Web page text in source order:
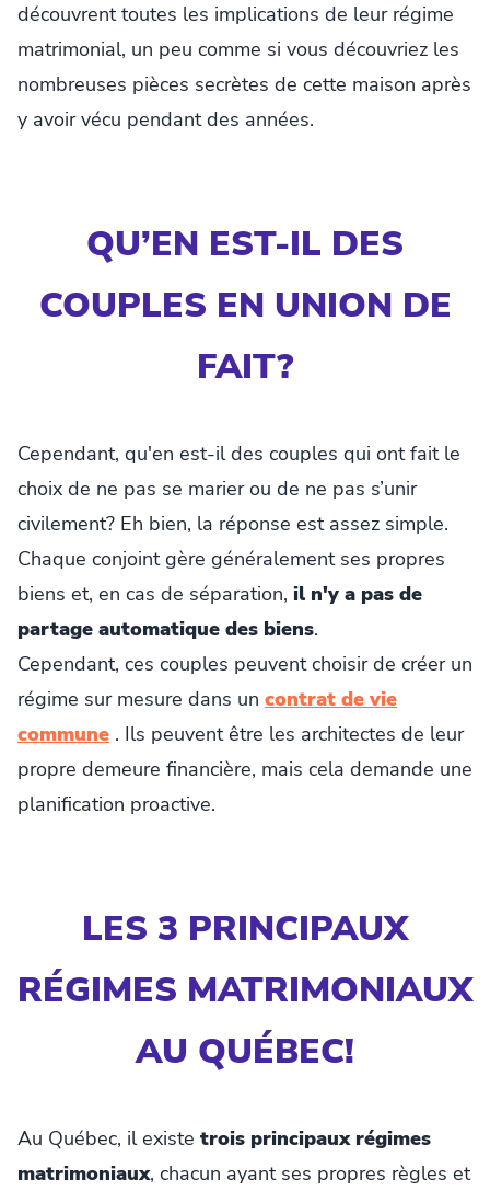
découvrent toutes les implications de leur régime
matrimonial, un peu comme si vous découvriez les
nombreuses pièces secrètes de cette maison après
y avoir vécu pendant des années.
QU’EN EST-IL DES
COUPLES EN UNION DE
FAIT?
Cependant, qu'en est-il des couples qui ont fait le
choix de ne pas se marier ou de ne pas s’unir
civilement? Eh bien, la réponse est assez simple.
Chaque conjoint gère généralement ses propres
biens et, en cas de séparation, il n'y a pas de
partage automatique des biens.
Cependant, ces couples peuvent choisir de créer un
régime sur mesure dans un contrat de vie
commune . Ils peuvent être les architectes de leur
propre demeure financière, mais cela demande une
planification proactive.
LES 3 PRINCIPAUX
RÉGIMES MATRIMONIAUX
AU QUÉBEC!
Au Québec, il existe trois principaux régimes
matrimoniaux, chacun ayant ses propres règles et